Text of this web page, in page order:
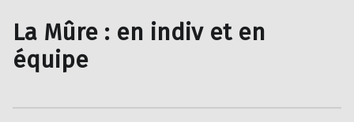
La Mûre : en indiv et en
équipe